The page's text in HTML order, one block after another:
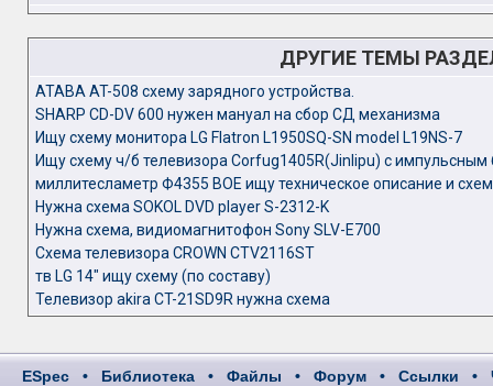
ДРУГИЕ ТЕМЫ
ATABA AT-508 схему зарядного устройства.
SHARP CD-DV 600 нужен мануал на сбор СД механизма
Ищу схему монитора LG Flatron L1950SQ-SN model L19NS-7
Ищу схему ч/б телевизора Corfug1405R(Jinlipu) с импульсным
миллитесламетр Ф4355 BOE ищу техническое описание и
Нужна схема SOKOL DVD player S-2312-K
Нужна схема, видиомагнитофон Sony SLV-E700
Схема телевизора CROWN CTV2116ST
тв LG 14" ищу схему (по составу)
Телевизор akira CT-21SD9R нужна схема
ESpec • Библиотека • Файлы • Форум • Ссылки •